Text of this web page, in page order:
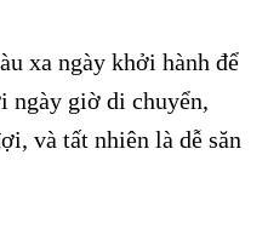
xa ngày khởi hành để
ngày giờ di chuyển,
và tất nhiên là dễ săn